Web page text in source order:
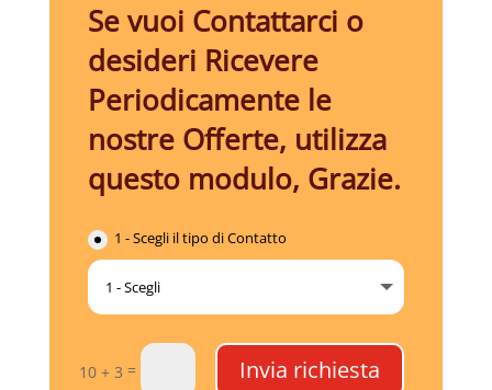
Se vuoi Contattarci o
desideri Ricevere
Periodicamente le
nostre Offerte, utilizza
questo modulo, Grazie.
1 - Scegli il tipo di Contatto
10 + 3 = Invia richiesta